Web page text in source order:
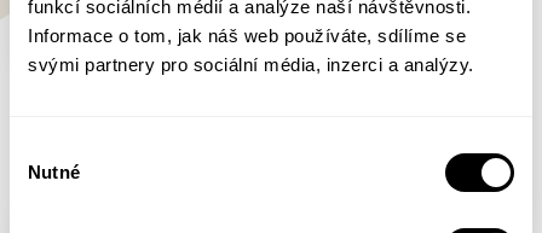
funkcí sociálních médií a analýze naší návštěvnosti.
Informace o tom, jak náš web používáte, sdílíme se
svými partnery pro sociální média, inzerci a analýzy.
souhlasu
Nutné